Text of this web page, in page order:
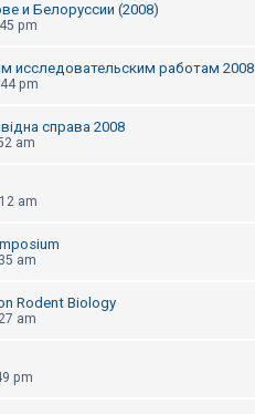
и Белоруссии (2008)
pm
исследовательским работам 2008
pm
справа 2008
am
am
am
Rodent Biology
am
pm